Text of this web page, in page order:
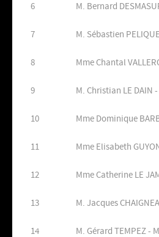
6 M. Bernard
7 M. Sébastien
8 Mme Chantal
9 M. Christian LE DAIN
10 Mme Dominique
11 Mme Elisabeth
12 Mme Catherine LE
13 M. Jacques
14 M. Gérard TEMPEZ -